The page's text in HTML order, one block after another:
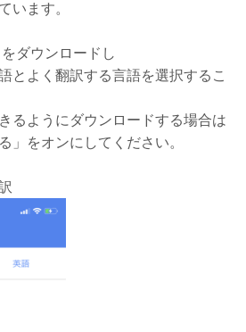
います。
ダウンロードし
とよく翻訳する言語を選択するこ
るようにダウンロードする場合は
」をオンにしてください。